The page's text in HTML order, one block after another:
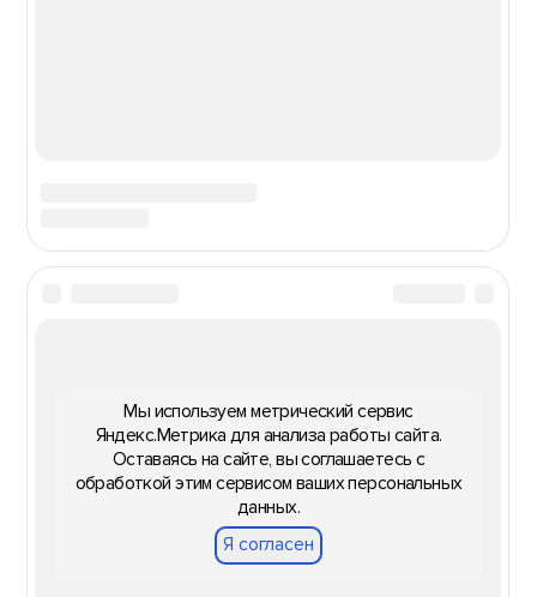
Мы используем метрический сервис
Яндекс.Метрика для анализа работы сайта.
Оставаясь на сайте, вы соглашаетесь с
обработкой этим сервисом ваших персональных
данных.
Я согласен